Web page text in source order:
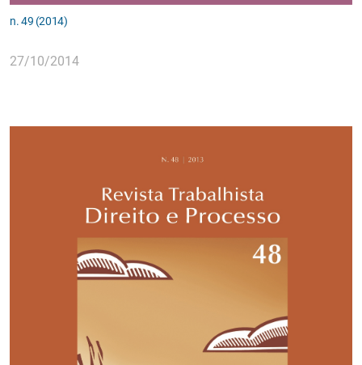
n. 49 (2014)
27/10/2014